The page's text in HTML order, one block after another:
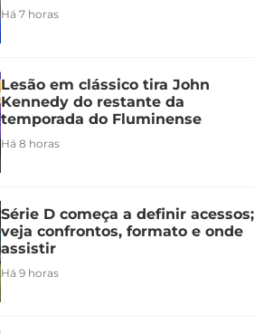
Há 7 horas
Lesão em clássico tira John
Kennedy do restante da
temporada do Fluminense
Há 8 horas
Série D começa a definir acessos;
veja confrontos, formato e onde
assistir
Há 9 horas